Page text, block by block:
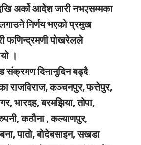
अर्को आदेश जारी नभएसम्मका
लगाउने निर्णय भएको प्रमुख
फणिन्द्रमणी पोखरेलले
।
संक्रमण दिनानुदिन बढ्दै
राजविराज, कञ्चनपुर, फत्तेपुर,
भारदह, बरमझिया, तोपा,
कठौना , कल्याणपुर,
पातो, बोदेबसाइन, सखडा